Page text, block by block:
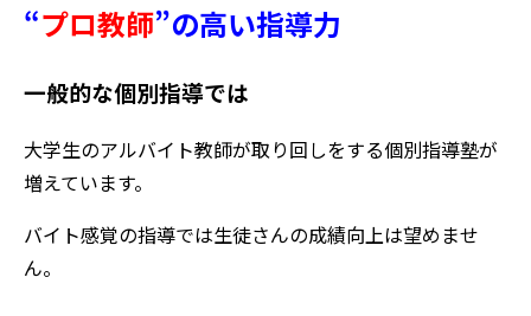
“プロ教師”の高い指導力
一般的な個別指導では
大学生のアルバイト教師が取り回しをする個別指導塾が
増えています。
バイト感覚の指導では生徒さんの成績向上は望めませ
ん。